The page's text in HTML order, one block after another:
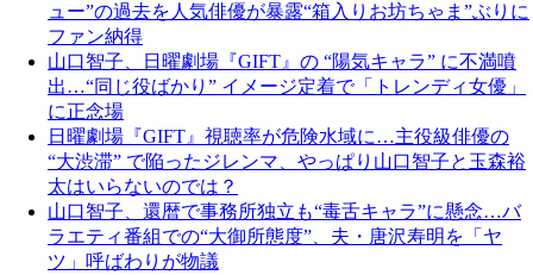
ュー”の過去を人気俳優が暴露“箱入りお坊ちゃま”ぶりに
ファン納得
山口智子、日曜劇場『GIFT』の “陽気キャラ” に不満噴
出…“同じ役ばかり” イメージ定着で「トレンディ女優」
に正念場
日曜劇場『GIFT』視聴率が危険水域に…主役級俳優の
“大渋滞” で陥ったジレンマ、やっぱり山口智子と玉森裕
太はいらないのでは？
山口智子、還暦で事務所独立も“毒舌キャラ”に懸念…バ
ラエティ番組での“大御所態度”、夫・唐沢寿明を「ヤ
ツ」呼ばわりが物議